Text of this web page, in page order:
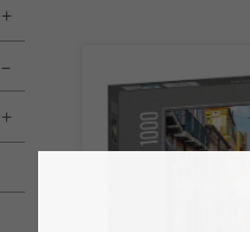
Toggle menu
Toggle menu
Toggle menu